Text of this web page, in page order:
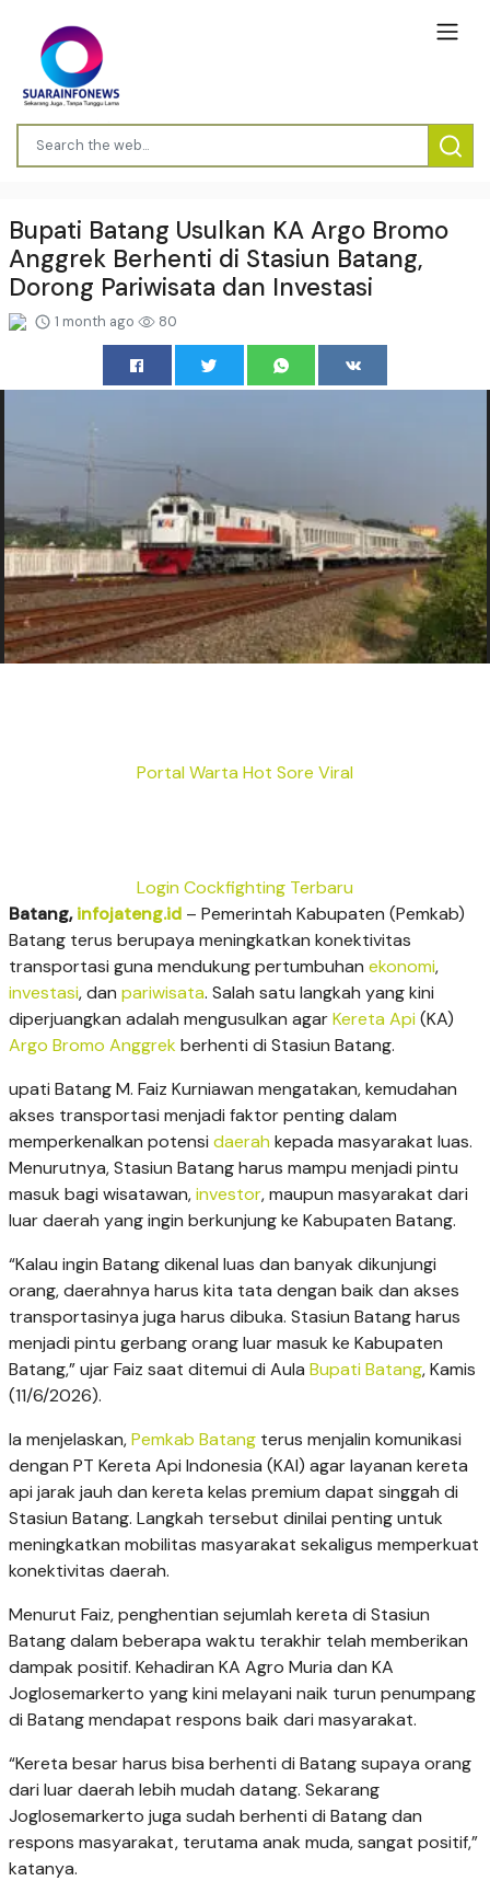
Bupati Batang Usulkan KA Argo Bromo
Anggrek Berhenti di Stasiun Batang,
Dorong Pariwisata dan Investasi
1 month ago 80
Portal Warta Hot Sore Viral
Login Cockfighting Terbaru
Batang,infojateng.id – Pemerintah Kabupaten (Pemkab)
Batang terus berupaya meningkatkan konektivitas
transportasi guna mendukung pertumbuhan ekonomi,
investasi, dan pariwisata. Salah satu langkah yang kini
diperjuangkan adalah mengusulkan agarKereta Api (KA)
Argo Bromo Anggrekberhenti di Stasiun Batang.
upati Batang M. Faiz Kurniawan mengatakan, kemudahan
akses transportasi menjadi faktor penting dalam
memperkenalkan potensi daerah kepada masyarakat luas.
Menurutnya, Stasiun Batang harus mampu menjadi pintu
masuk bagi wisatawan,investor, maupun masyarakat dari
luar daerah yang ingin berkunjung ke Kabupaten Batang.
“Kalau ingin Batang dikenal luas dan banyak dikunjungi
orang, daerahnya harus kita tata dengan baik dan akses
transportasinya juga harus dibuka. Stasiun Batang harus
menjadi pintu gerbang orang luar masuk ke Kabupaten
Batang,” ujar Faiz saat ditemui di Aula Bupati Batang, Kamis
(11/6/2026).
Ia menjelaskan,Pemkab Batang terus menjalin komunikasi
dengan PT Kereta Api Indonesia (KAI) agar layanan kereta
api jarak jauh dan kereta kelas premium dapat singgah di
Stasiun Batang. Langkah tersebut dinilai penting untuk
meningkatkan mobilitas masyarakat sekaligus memperkuat
konektivitas daerah.
Menurut Faiz, penghentian sejumlah kereta di Stasiun
Batang dalam beberapa waktu terakhir telah memberikan
dampak positif. Kehadiran KA Agro Muria dan KA
Joglosemarkerto yang kini melayani naik turun penumpang
di Batang mendapat respons baik dari masyarakat.
“Kereta besar harus bisa berhenti di Batang supaya orang
dari luar daerah lebih mudah datang. Sekarang
Joglosemarkerto juga sudah berhenti di Batang dan
respons masyarakat, terutama anak muda, sangat positif,”
katanya.